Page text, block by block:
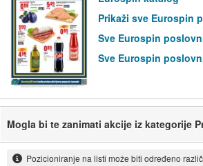
Prikaži sve Eurospin
Sve Eurospin
Sve Eurospin
Mogla bi te zanimati akcije iz kategorije
Pozicioniranje na listi može biti određeno